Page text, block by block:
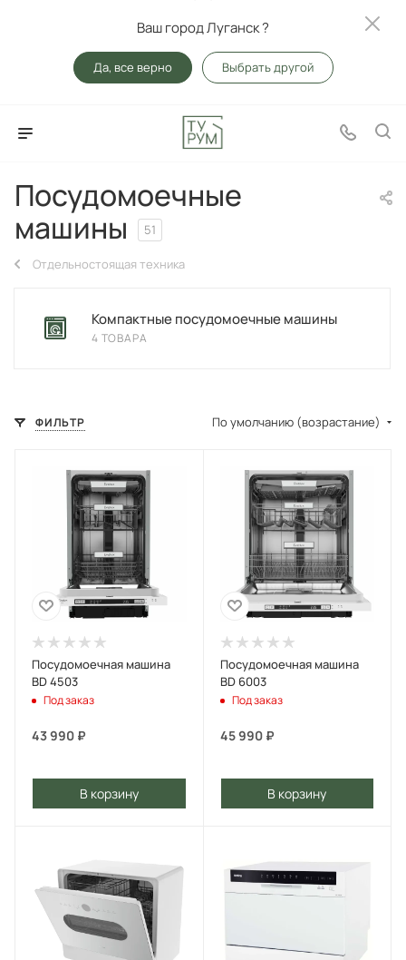
Ваш город Луганск ?
Да, все верно Выбрать другой
Посудомоечные
машины
51
Отдельностоящая техника
Компактные посудомоечные машины
4 ТОВАРА
ФИЛЬТР По умолчанию (возрастание)
Посудомоечная машина
BD 4503
Под заказ
43 990 ₽
В корзину
Посудомоечная машина
BD 6003
Под заказ
45 990₽
В корзину